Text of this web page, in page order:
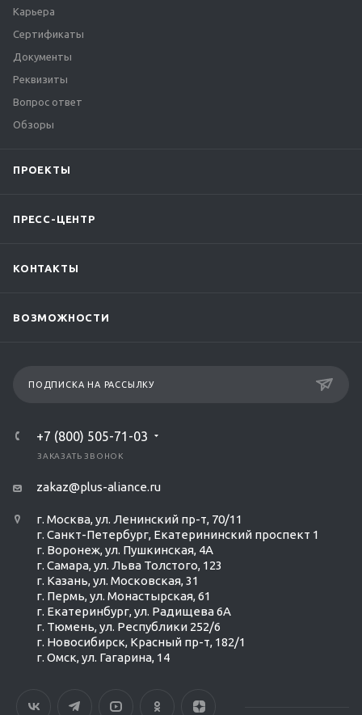
Карьера
Сертификаты
Документы
Реквизиты
Вопрос ответ
Обзоры
ПРОЕКТЫ
ПРЕСС-ЦЕНТР
КОНТАКТЫ
ВОЗМОЖНОСТИ
ПОДПИСКА НА РАССЫЛКУ
+7 (800) 505-71-03
ЗАКАЗАТЬ ЗВОНОК
zakaz@plus-aliance.ru
г. Москва, ул. Ленинский пр-т, 70/11
г. Санкт-Петербург, Екатерининский проспект 1
г. Воронеж, ул. Пушкинская, 4А
г. Самара, ул. Льва Толстого, 123
г. Казань, ул. Московская, 31
г. Пермь, ул. Монастырская, 61
г. Екатеринбург, ул. Радищева 6А
г. Тюмень, ул. Республики 252/6
г. Новосибирск, Красный пр-т, 182/1
г. Омск, ул. ​Гагарина, 14